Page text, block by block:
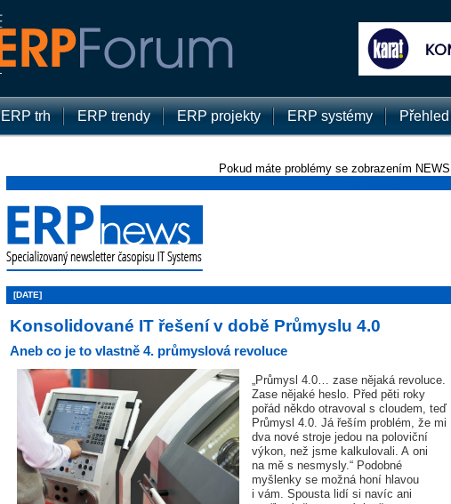
ERP trh ERP trendy ERP projekty ERP systémy
Pokud máte problémy se zobrazením
[DATE]
Konsolidované IT řešení v době Průmyslu 4.0
Aneb co je to vlastně 4. průmyslová revoluce
„Průmysl 4.0… zase nějaká revoluce.
Zase nějaké heslo. Před pěti roky
pořád někdo otravoval s cloudem, teď
Průmysl 4.0. Já řeším problém, že mi
dva nové stroje jedou na poloviční
výkon, než jsme kalkulovali. A oni
na mě s nesmysly.“ Podobné
myšlenky se možná honí hlavou
i vám. Spousta lidí si navíc ani